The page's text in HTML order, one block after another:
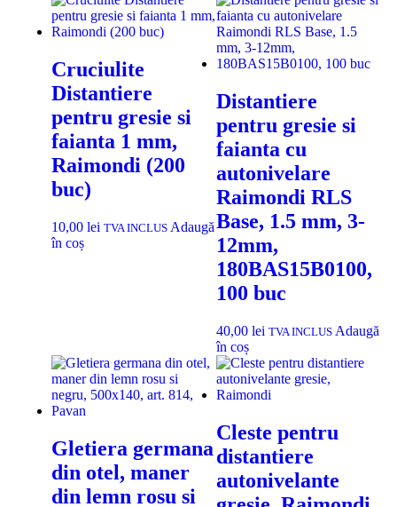
Cruciulite
Distantiere
pentru gresie si
faianta 1 mm,
Raimondi (200
buc)
10,00 lei TVA INCLUS Adaugă
în coș
Distantiere
pentru gresie si
faianta cu
autonivelare
Raimondi RLS
Base, 1.5 mm, 3-
12mm,
180BAS15B0100,
100 buc
40,00 lei TVA INCLUS Adaugă
în coș
Gletiera germana
din otel, maner
din lemn rosu si
Cleste pentru
distantiere
autonivelante